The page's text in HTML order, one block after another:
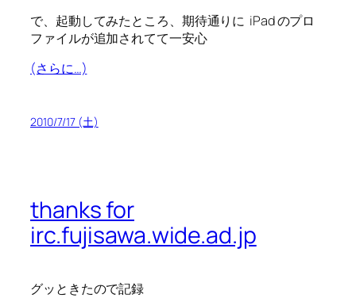
で、起動してみたところ、期待通りに iPad のプロ
ファイルが追加されてて一安心
(さらに…)
2010/7/17 (土)
thanks for
irc.fujisawa.wide.ad.jp
グッときたので記録